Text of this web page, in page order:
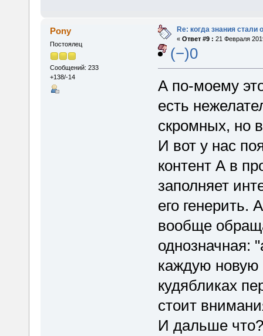
Pony
Постоялец
Сообщений: 233
+138/-14
Re: когда знания стали
« Ответ #9 : 21 Февраля
(−)0
А по-моему
есть
скромных, но
И вот у нас
контент А в
заполняет
его генерить.
вообще
однозначная:
каждую новую
кудябликах
стоит
И дальше что?